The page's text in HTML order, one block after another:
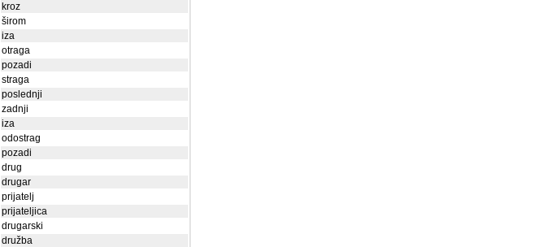
kroz
širom
iza
otraga
pozadi
straga
poslednji
zadnji
iza
odostrag
pozadi
drug
drugar
prijatelj
prijateljica
drugarski
družba